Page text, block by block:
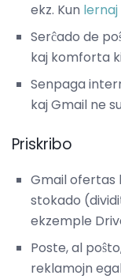
ekz. Kun
Serĉado de
kaj komforta
Senpaga
kaj Gmail ne
Priskribo
Gmail ofertas
stokado
ekzemple
Poste, al
reklamojn